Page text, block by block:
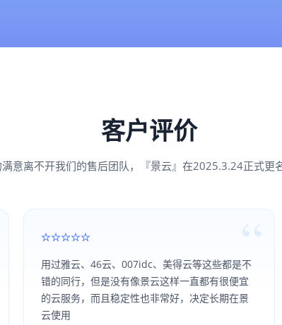
客户评价
满意离不开我们的售后团队，『景云』在2025.3.24正式更
用过雅云、46云、007idc、美得云等这些都是不
错的同行，但是没有像景云这样一直都有很便宜
的云服务，而且稳定性也非常好，决定长期在景
云使用